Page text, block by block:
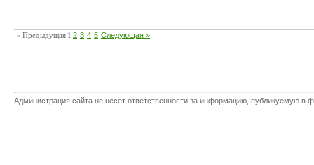
« Предыдущая 1 2 3 4 5 Следующая »
Администрация сайта не несет ответственности за информацию, публикуемую